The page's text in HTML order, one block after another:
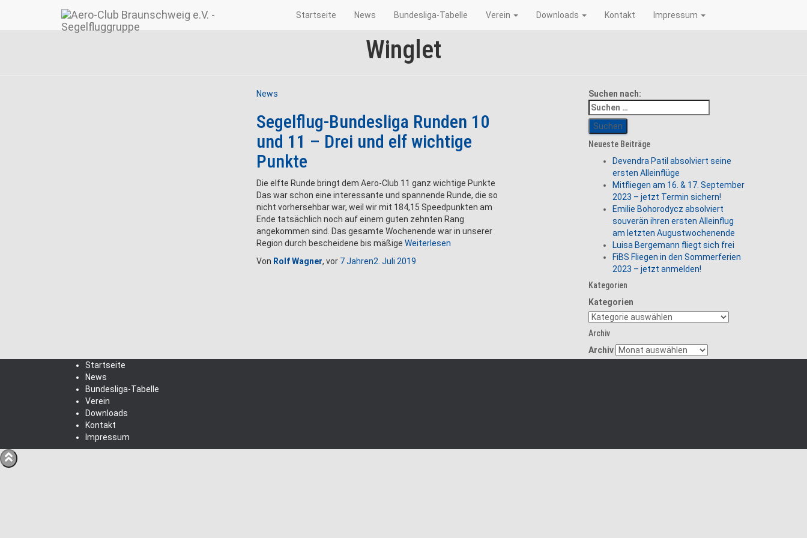
Startseite News Bundesliga-Tabelle Verein Downloads Kontakt Impressum
Winglet
News
Segelflug-Bundesliga Runden 10
und 11 – Drei und elf wichtige
Punkte
Die elfte Runde bringt dem Aero-Club 11 ganz wichtige Punkte
Das war schon eine interessante und spannende Runde, die so
nicht vorhersehbar war, weil wir mit 184,15 Speedpunkten am
Ende tatsächlich noch auf einem guten zehnten Rang
angekommen sind. Das gesamte Wochenende war in unserer
Region durch bescheidene bis mäßige Weiterlesen
Von Rolf Wagner, vor 7 Jahren2. Juli 2019
Suchen nach:
Neueste Beiträge
Devendra Patil absolviert seine
ersten Alleinflüge
Mitfliegen am 16. & 17. September
2023 – jetzt Termin sichern!
Emilie Bohorodycz absolviert
souverän ihren ersten Alleinflug
am letzten Augustwochenende
Luisa Bergemann fliegt sich frei
FiBS Fliegen in den Sommerferien
2023 – jetzt anmelden!
Kategorien
Kategorien
Archiv
Archiv
Startseite
News
Bundesliga-Tabelle
Verein
Downloads
Kontakt
Impressum